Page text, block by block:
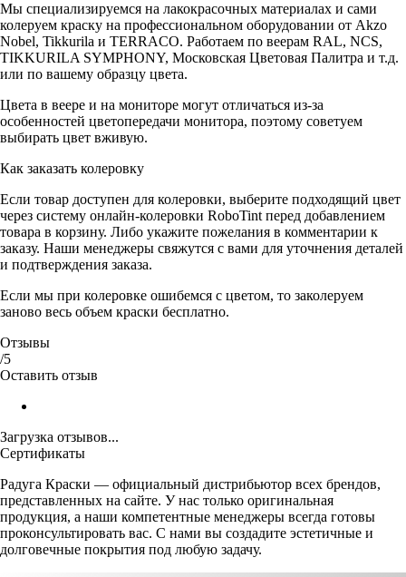
Мы специализируемся на лакокрасочных материалах и сами
колеруем краску на профессиональном оборудовании от Akzo
Nobel, Tikkurila и TERRACO. Работаем по веерам RAL, NCS,
TIKKURILA SYMPHONY, Московская Цветовая Палитра и т.д.
или по вашему образцу цвета.
Цвета в веере и на мониторе могут отличаться из-за
особенностей цветопередачи монитора, поэтому советуем
выбирать цвет вживую.
Как заказать колеровку
Если товар доступен для колеровки, выберите подходящий цвет
через систему онлайн-колеровки RoboTint перед добавлением
товара в корзину. Либо укажите пожелания в комментарии к
заказу. Наши менеджеры свяжутся с вами для уточнения деталей
и подтверждения заказа.
Если мы при колеровке ошибемся с цветом, то заколеруем
заново весь объем краски бесплатно.
Отзывы
/5
Оставить отзыв
Загрузка отзывов...
Сертификаты
Радуга Краски — официальный дистрибьютор всех брендов,
представленных на сайте. У нас только оригинальная
продукция, а наши компетентные менеджеры всегда готовы
проконсультировать вас. С нами вы создадите эстетичные и
долговечные покрытия под любую задачу.